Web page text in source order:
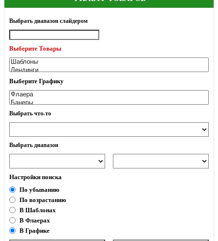
Выбрать диапазон слайдером
Выберите Товары
Выберите Графику
Выбрать что-то
Выбрать диапазон
Настройки поиска
По убыванию
По возрастанию
В Шаблонах
В Флаерах
В Графике